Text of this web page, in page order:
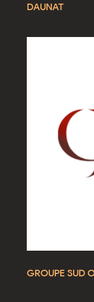
DAUNAT
GROUPE SUD